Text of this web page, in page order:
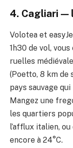
4. Cagliari —
Volotea et
1h30 de vol,
ruelles
(Poetto, 8 km de
pays sauvage
Mangez une
les quartiers
l’afflux italien, ou
encore à 24°C.